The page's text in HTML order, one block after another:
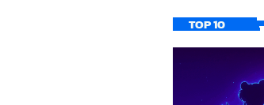
TOP 10